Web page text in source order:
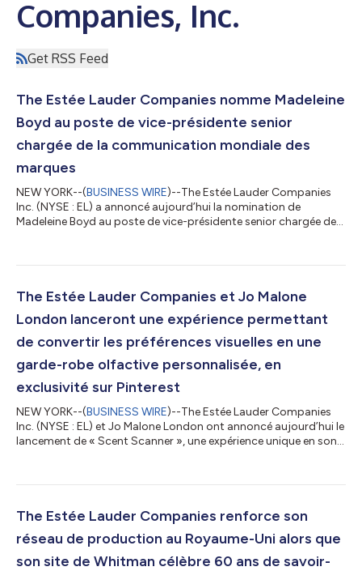
Companies, Inc.
Get RSS Feed
The Estée Lauder Companies nomme Madeleine
Boyd au poste de vice-présidente senior
chargée de la communication mondiale des
marques
NEW YORK--(BUSINESS WIRE)--The Estée Lauder Companies
Inc. (NYSE : EL) a annoncé aujourd’hui la nomination de
Madeleine Boyd au poste de vice-présidente senior chargée de
l’entreprise pour renforcer les liens entre ses marques et les
nouvelle équipe intégrée chargée de la communication
mondiale des marques. À ce titre, elle...
The Estée Lauder Companies et Jo Malone
London lanceront une expérience permettant
de convertir les préférences visuelles en une
garde-robe olfactive personnalisée, en
exclusivité sur Pinterest
NEW YORK--(BUSINESS WIRE)--The Estée Lauder Companies
Inc. (NYSE : EL) et Jo Malone London ont annoncé aujourd’hui le
lancement de « Scent Scanner », une expérience unique en son
préférences visuelles exprimées par les utilisateurs sur leurs
parfums Jo Malone London. S'appuyant sur le succès de l'AI
The Estée Lauder Companies renforce son
réseau de production au Royaume-Uni alors que
son site de Whitman célèbre 60 ans de savoir-